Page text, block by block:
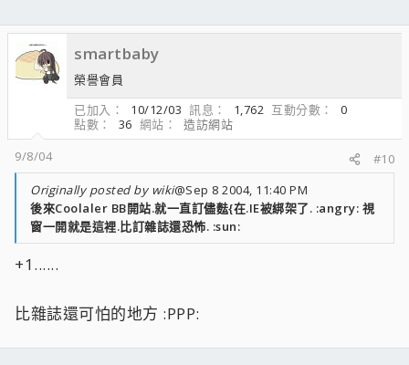
smartbaby
榮譽會員
已加入
10/12/03 訊息 1,762 互動分數
0
點數
36 網站
造訪網站
9/8/04
#10
Originally posted by wiki@Sep 8 2004, 11:40 PM
後來Coolaler BB開站.就一直訂儘麮{在.IE被綁架了. :angry: 視
窗一開就是這裡.比訂雜誌還恐怖. :sun:
+1......
比雜誌還可怕的地方 :PPP: